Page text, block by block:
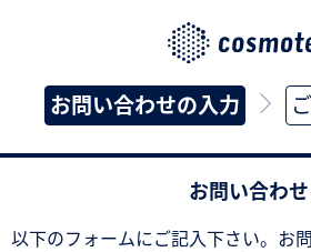
お問い合わせの入力
お問い合わせ
以下のフォームにご記入下さい。お